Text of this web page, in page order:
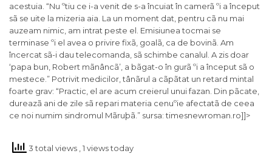
acestuia. “Nu ºtiu ce i-a venit de s-a încuiat în camerã ºi a început
sã se uite la mizeria aia. La un moment dat, pentru cã nu mai
auzeam nimic, am intrat peste el. Emisiunea tocmai se
terminase ºi el avea o privire fixã, goalã, ca de bovinã. Am
încercat sã-i dau telecomanda, sã schimbe canalul. A zis doar
‘papa bun, Robert mãnâncã’, a bãgat-o în gurã ºi a început sã o
mestece.” Potrivit medicilor, tânãrul a cãpãtat un retard mintal
foarte grav: “Practic, el are acum creierul unui fazan. Din pãcate,
dureazã ani de zile sã repari materia cenuºie afectatã de ceea
ce noi numim sindromul Mãruþã.” sursa: timesnewroman.ro]]>
3 total views , 1 views today